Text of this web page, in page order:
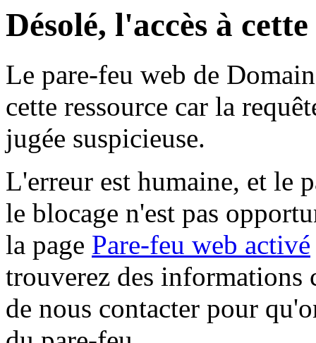
Désolé, l'accès à
Le pare-feu web de
cette ressource car la
jugée suspicieuse.
L'erreur est humaine, et le
le blocage n'est pas
la page Pare-feu web activé
trouverez des informations
de nous contacter pour